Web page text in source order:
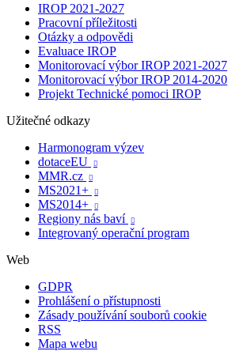
IROP 2021-2027
Pracovní příležitosti
Otázky a odpovědi
Evaluace IROP
Monitorovací výbor IROP 2021-2027
Monitorovací výbor IROP 2014-2020
Projekt Technické pomoci IROP
Užitečné odkazy
Harmonogram výzev
dotaceEU

MMR.cz 
MS2021+ 
MS2014+ 
Regiony nás baví 
Integrovaný operační program
Web
GDPR
Prohlášení o přístupnosti
Zásady používání souborů cookie
RSS
Mapa webu